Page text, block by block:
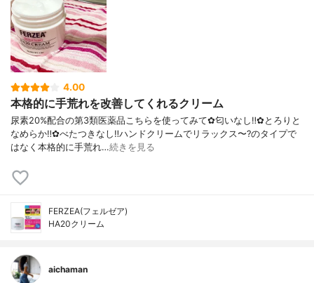
4.00
本格的に手荒れを改善してくれるクリーム
尿素20%配合の第3類医薬品こちらを使ってみて✿匂いなし‼︎✿とろりと
なめらか‼︎✿べたつきなし‼︎ハンドクリームでリラックス〜?のタイプで
はなく本格的に手荒れ…続きを見る
FERZEA(フェルゼア)
HA20クリーム
aichaman